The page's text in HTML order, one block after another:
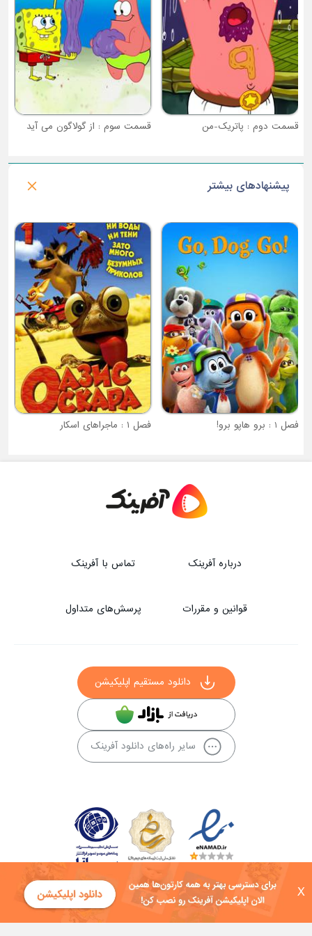
X
قسمت دوم : پاتریک-من قسمت سوم : از گولاگون می آید
پیشنهادهای بیشتر
فصل 1 : برو هاپو برو! فصل ۱ : ماجراهای اسکار
درباره آفرینک تماس با آفرینک
قوانین و مقررات پرسش‌های متداول
دانلود مستقیم اپلیکیشن
سایر راه‌های دانلود آفرینک
کلیه حقوق این سایت به شرکت توسعه فناوی هفت آسمان توکان تعلق دارد و